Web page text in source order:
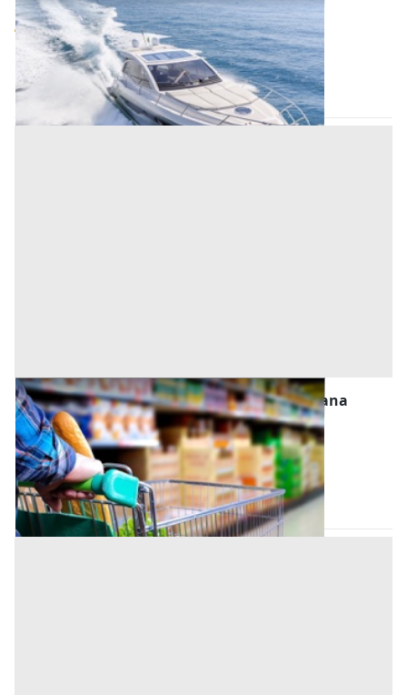
Viareggio (Lucca)
Offerta minima
450.000 €
Codice asta:c9518e72
07/09/2026
Negozio all'asta a Castelnuovo di Garfagnana
Castelnuovo di Garfagnana (Lucca)
Offerta minima
19.725 € 26.300 €
Codice asta: 796c63ed
16/11/2026